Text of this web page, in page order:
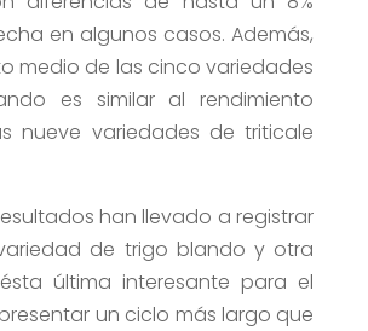
en algunos casos. Además,
medio de las cinco variedades
es similar al rendimiento
nueve variedades de triticale
han llevado a registrar
de trigo blando y otra
última interesante para el
un ciclo más largo que